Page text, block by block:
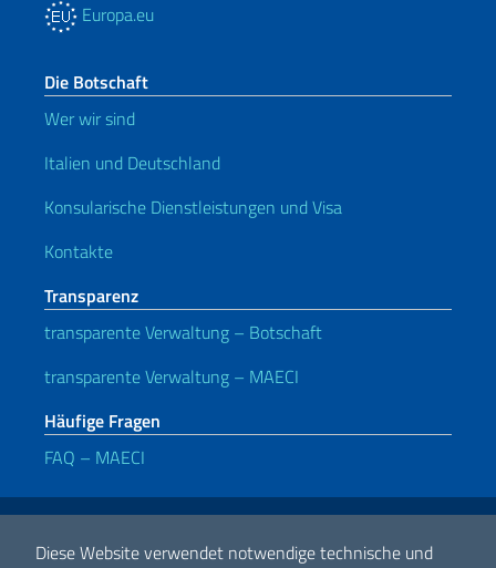
Diese Website verwendet notwendige technische und
Europa.eu
Die Botschaft
Wer wir sind
Italien und Deutschland
Konsularische Dienstleistungen und Visa
Kontakte
Transparenz
transparente Verwaltung – Botschaft
transparente Verwaltung – MAECI
Häufige Fragen
FAQ – MAECI
Nützliche Links